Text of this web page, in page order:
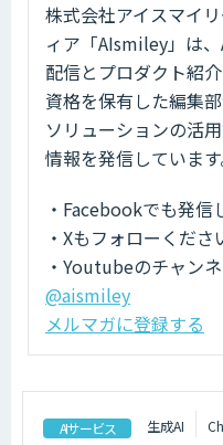
株式会社アイスマイ
ィア「AIsmiley」は
配信とプロダクト紹
資格を保有した編集
ソリューションの活
情報を発信しています
・Facebookでも発信
・Xもフォローくださ
・Youtubeのチャン
@aismiley
メルマガに登録する
AIサービス 生成AI